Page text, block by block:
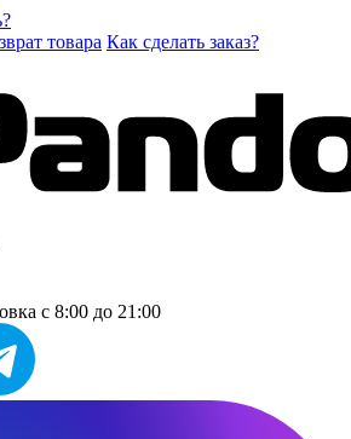
товара Как сделать заказ?
с 8:00 до 21:00